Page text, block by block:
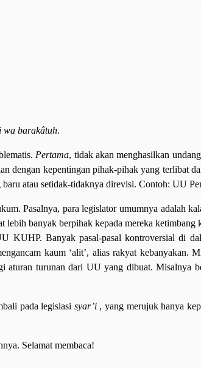
wa barakâtuh.
Pertama, tidak akan menghasilkan
dengan kepentingan pihak-pihak yang terlibat
atau setidak-tidaknya direvisi. Contoh: UU
Pasalnya, para legislator umumnya adalah
lebih banyak berpihak kepada mereka
Banyak pasal-pasal kontroversial di
kaum ‘alit’, alias rakyat kebanyakan.
aturan turunan dari UU yang dibuat. Misalnya
pada legislasi syar’i, yang merujuk hanya
Selamat membaca!